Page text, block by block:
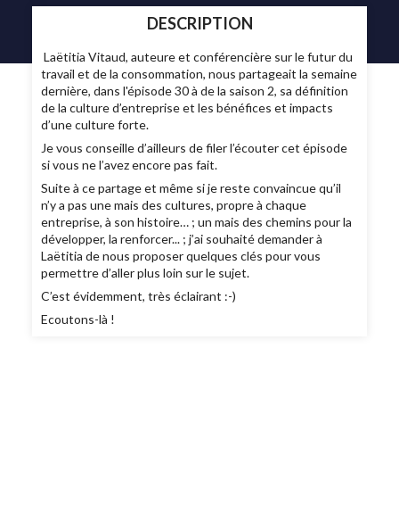
DESCRIPTION
Laëtitia Vitaud, auteure et conférencière sur le futur du
travail et de la consommation, nous partageait la semaine
dernière, dans l'épisode 30 à de la saison 2, sa définition
de la culture d’entreprise et les bénéfices et impacts
d’une culture forte.
Je vous conseille d’ailleurs de filer l’écouter cet épisode
si vous ne l’avez encore pas fait.
Suite à ce partage et même si je reste convaincue qu’il
n’y a pas une mais des cultures, propre à chaque
entreprise, à son histoire… ; un mais des chemins pour la
développer, la renforcer... ; j’ai souhaité demander à
Laëtitia de nous proposer quelques clés pour vous
permettre d’aller plus loin sur le sujet.
C’est évidemment, très éclairant :-)
Ecoutons-là !